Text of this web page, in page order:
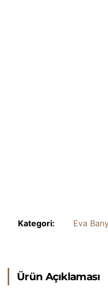
Kategori: Eva
Ürün Açıklaması